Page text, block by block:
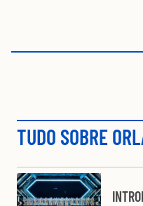
TUDO SOBRE